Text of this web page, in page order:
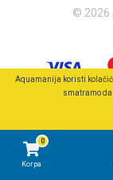
0
Korpa
© 2026
Aquamanija koristi
smatramo